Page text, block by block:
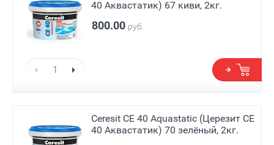
40 Аквастатик) 67 киви, 2кг.
800.00 руб.
Ceresit СЕ 40 Aquastatic (Церезит СЕ
40 Аквастатик) 70 зелёный, 2кг.